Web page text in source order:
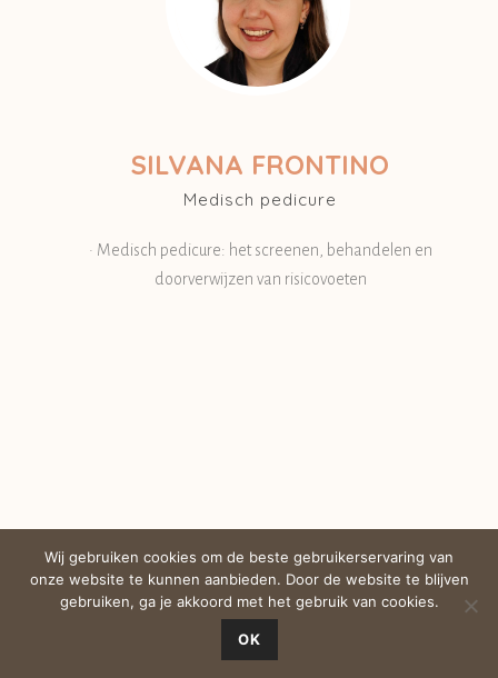
SILVANA FRONTINO
Medisch pedicure
• Medisch pedicure: het screenen, behandelen en
doorverwijzen van risicovoeten
©2026 Kosmetiek
Algemene voorwaarden
Disclaimer
Privacy
Wij gebruiken cookies om de beste gebruikerservaring van
onze website te kunnen aanbieden. Door de website te blijven
gebruiken, ga je akkoord met het gebruik van cookies.
OK